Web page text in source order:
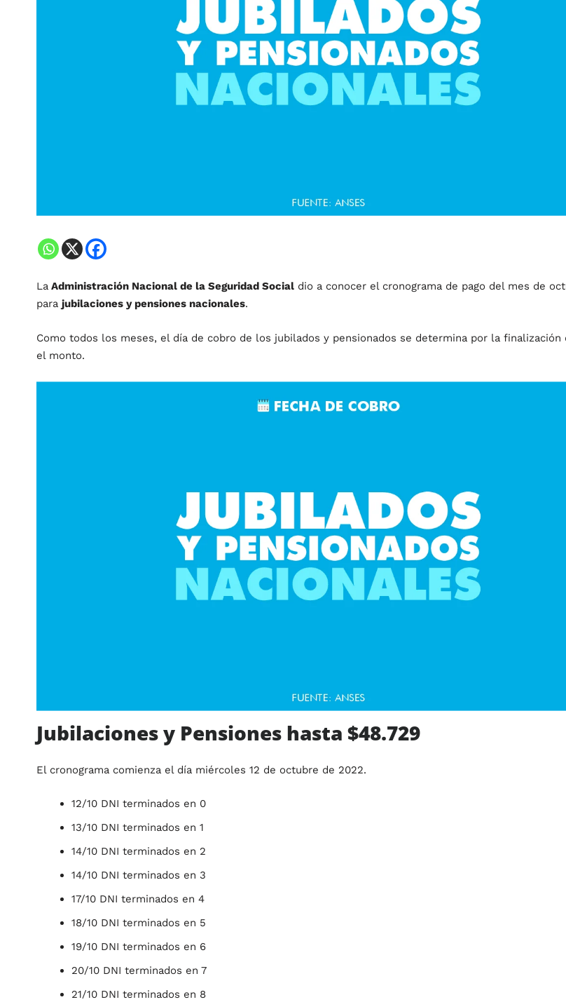
La Administración Nacional de la Seguridad Social dio a conocer el cronograma de pago del mes de
para jubilaciones y pensiones nacionales.
Como todos los meses, el día de cobro de los jubilados y pensionados se determina por la finalización
el monto.
Jubilaciones y Pensiones hasta $48.729
El cronograma comienza el día miércoles 12 de octubre de 2022.
12/10 DNI terminados en 0
13/10 DNI terminados en 1
14/10 DNI terminados en 2
14/10 DNI terminados en 3
17/10 DNI terminados en 4
18/10 DNI terminados en 5
19/10 DNI terminados en 6
20/10 DNI terminados en 7
21/10 DNI terminados en 8